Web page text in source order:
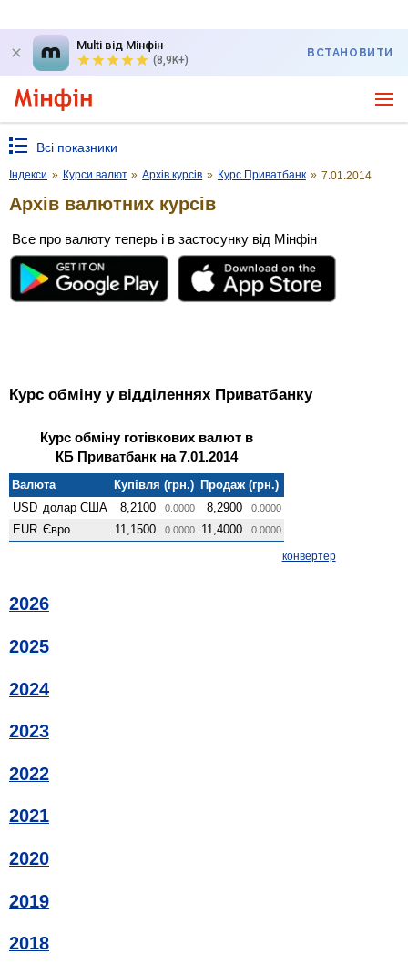
Multi від Мінфін
(8,9K+)
ВСТАНОВИТИ
Всі показники
Індекси » Курси валют » Архів курсів » Курс Приватбанк » 7.01.2014
Архів валютних курсів
Все про валюту теперь і в застосунку від Мінфін
Курс обміну у відділеннях Приватбанку
Курс обміну готівкових валют в
КБ Приватбанк на 7.01.2014
Валюта Купівля (грн.) Продаж (грн.)
USD долар США 8,2100 0.0000 8,2900 0.0000
EUR Євро 11,1500 0.0000 11,4000 0.0000
конвертер
2026
2025
2024
2023
2022
2021
2020
2019
2018